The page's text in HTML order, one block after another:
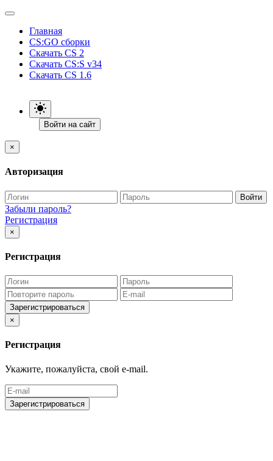
Главная
CS:GO сборки
Скачать CS 2
Скачать CS:S v34
Скачать CS 1.6
Войти на сайт
×
Авторизация
Войти
Забыли пароль?
Регистрация
×
Регистрация
Зарегистрироваться
×
Регистрация
Укажите, пожалуйста, свой e-mail.
Зарегистрироваться